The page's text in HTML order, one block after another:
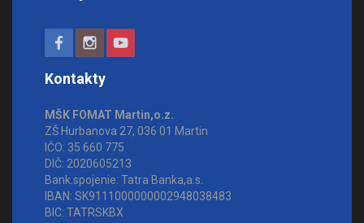
Kontakty
MŠK FOMAT Martin,o.z.
ZŠ Hurbanova 27, 036 01 Martin
IČO: 35 660 775
DIČ: 2020605213
Bank.spojenie: Tatra Banka,a.s.
IBAN: SK9111000000002948038483
BIC: TATRSKBX